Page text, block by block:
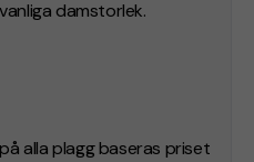
damstorlek.
alla plagg baseras priset